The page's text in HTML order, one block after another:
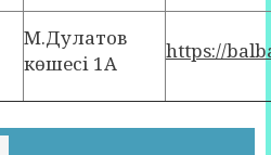
М.Дулатов
көшесі 1А
https://